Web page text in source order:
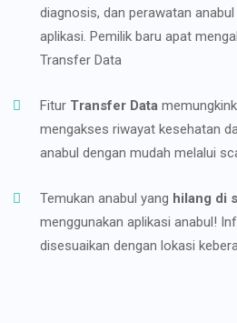
diagnosis, dan perawatan
aplikasi. Pemilik baru apat
Transfer Data
Fitur Transfer Data
mengakses riwayat kesehatan
anabul dengan mudah melalui
Temukan anabul yang hilang di
menggunakan aplikasi anabul!
disesuaikan dengan lokasi